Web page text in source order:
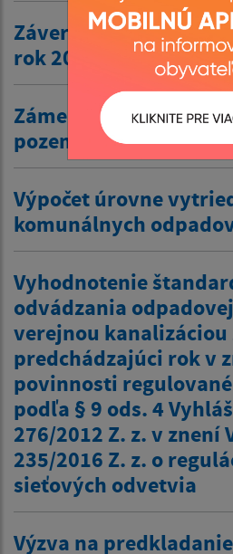
Záverečný účet obce
rok 2022
Zámer č. 2/2023
pozemku
Výpočet úrovne
komunálnych
Vyhodnotenie
odvádzania
verejnou kanalizáciou
predchádzajúci rok v
povinnosti
podľa § 9 ods. 4
276/2012 Z. z. v znení
235/2016 Z. z. o
sieťových odvetvia
Výzva na